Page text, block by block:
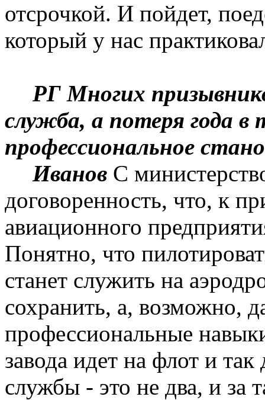
отсрочкой. И пойдет,
который у нас
РГ Многих
служба, а потеря года в
профессиональное
Иванов С
договоренность, что, к
авиационного
Понятно, что
станет служить на
сохранить, а, возможно,
профессиональные
завода идет на флот и
службы - это не два, и за